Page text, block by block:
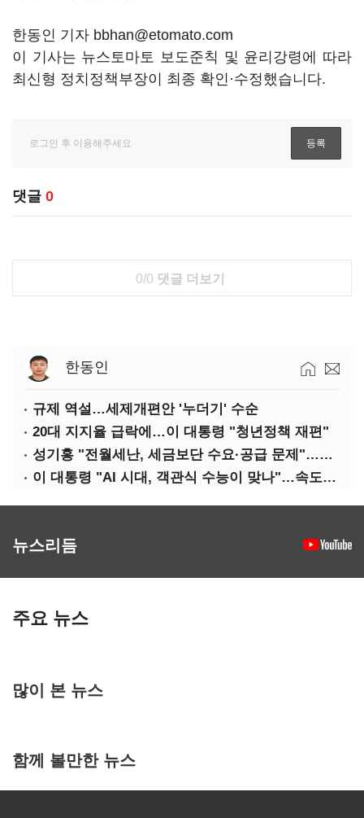
한동인 기자 bbhan@etomato.com
이 기사는 뉴스토마토 보도준칙 및 윤리강령에 따라
최신형 정치정책부장이 최종 확인·수정했습니다.
댓글 0
0/0 댓글 더보기
한동인
규제 역설…세제개편안 '누더기' 수순
20대 지지율 급락에…이 대통령 "청년정책 재편"
성기홍 "전월세난, 세금보단 수요·공급 문제"…닥공 시사
이 대통령 "AI 시대, 객관식 수능이 맞나"…속도전 '경계'
뉴스리듬
주요 뉴스
많이 본 뉴스
함께 볼만한 뉴스